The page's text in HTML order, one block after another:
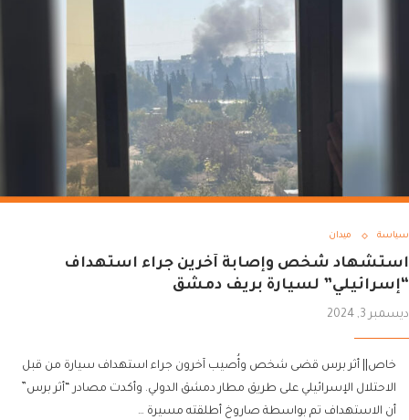
سياسة ميدان
استشهاد شخص وإصابة آخرين جراء استهداف
“إسرائيلي” لسيارة بريف دمشق
ديسمبر 3, 2024
خاص|| أثر برس قضى شخص وأُصيب آخرون جراء استهداف سيارة من قبل
الاحتلال الإسرائيلي على طريق مطار دمشق الدولي. وأكدت مصادر “أثر برس”
أن الاستهداف تم بواسطة صاروخ أطلقته مسيرة …